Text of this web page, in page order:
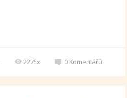
2275x 0 Komentářů